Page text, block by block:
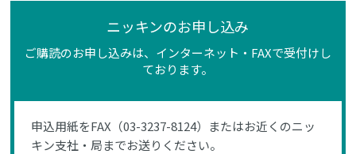
ニッキンのお申し込み
ご購読のお申し込みは、インターネット・FAXで受付けし
ております。
申込用紙をFAX（03-3237-8124）またはお近くのニッ
キン支社・局までお送りください。